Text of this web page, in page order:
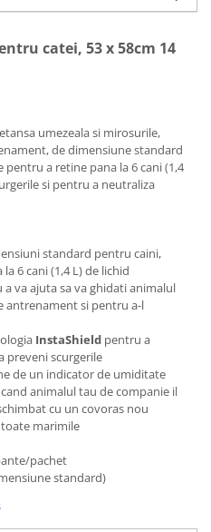
catei, 53 x 58cm 14
umezeala si mirosurile,
de dimensiune standard
a retine pana la 6 cani (1,4
si pentru a neutraliza
standard pentru caini,
6 cani (1,4 L) de lichid
va ajuta sa va ghidati animalul
antrenament si pentru a-l
InstaShield pentru a
preveni scurgerile
de un indicator de umiditate
animalul tau de companie il
cu un covoras nou
marimile
pachet
standard)